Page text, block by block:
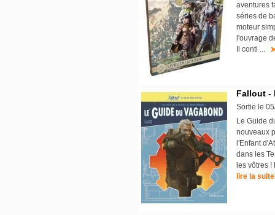
aventures
séries de
moteur
l'ouvrage
Il conti ...
Fallout -
Sortie le
Le Guide
nouveaux
l'Enfant
dans les
les vôtres
lire la suite